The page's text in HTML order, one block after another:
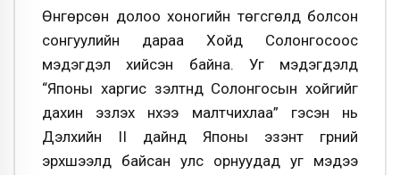
Өнгөрсөн долоо хоногийн төгсгөлд болсон
сонгуулийн дараа Хойд Солонгосоос
мэдэгдэл хийсэн байна. Уг мэдэгдэлд
“Японы харгис үзэлтнүүд Солонгосын хойгийг
дахин эзлэх нүхээ малтчихлаа” гэсэн нь
Дэлхийн II дайнд Японы эзэнт гүрний
эрхшээлд байсан улс орнуудад уг мэдээ